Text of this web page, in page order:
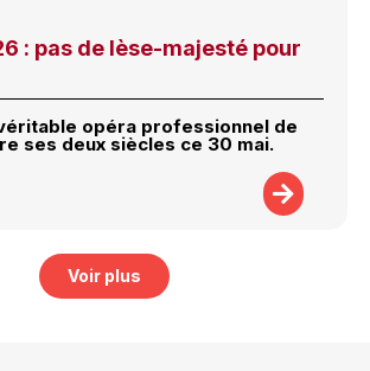
: pas de lèse-majesté pour
opéra professionnel de
ses deux siècles ce 30 mai.
Voir plus